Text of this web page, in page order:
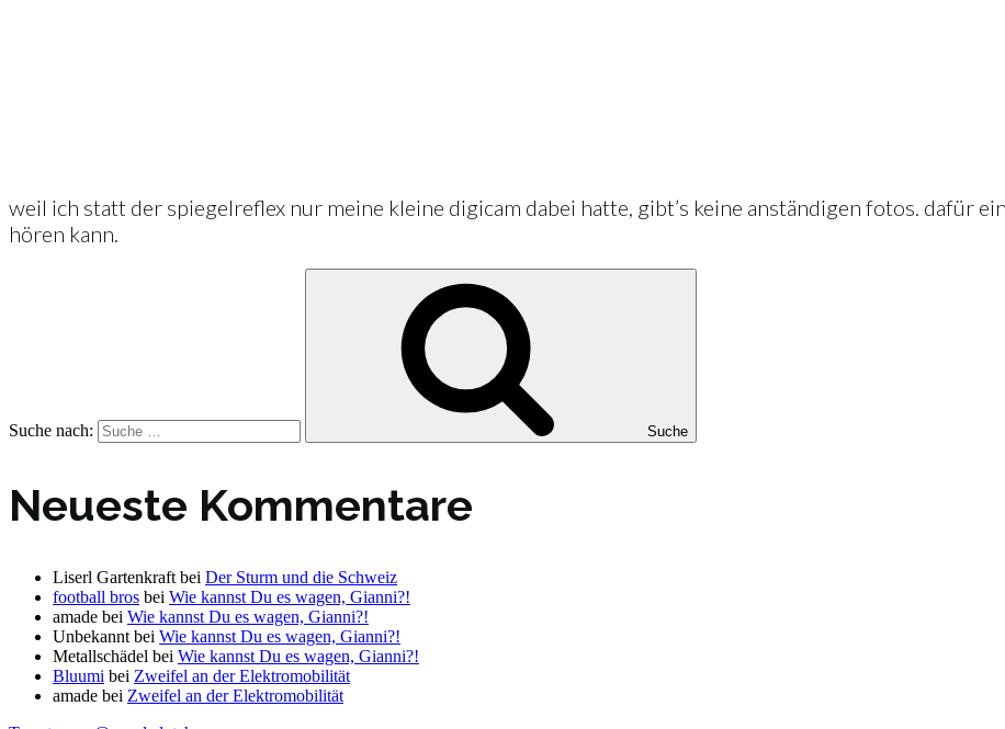
weil ich statt der spiegelreflex nur meine kleine digicam dabei hatte, gibt’s keine anständigen fotos. dafür
hören kann.
Suche nach: Suche
Neueste Kommentare
Liserl Gartenkraft bei Der Sturm und die Schweiz
football bros bei Wie kannst Du es wagen, Gianni?!
amade bei Wie kannst Du es wagen, Gianni?!
Unbekannt bei Wie kannst Du es wagen, Gianni?!
Metallschädel bei Wie kannst Du es wagen, Gianni?!
Bluumi bei Zweifel an der Elektromobilität
amade bei Zweifel an der Elektromobilität